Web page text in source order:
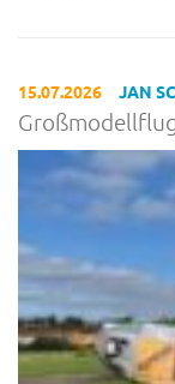
15.07.2026 JAN